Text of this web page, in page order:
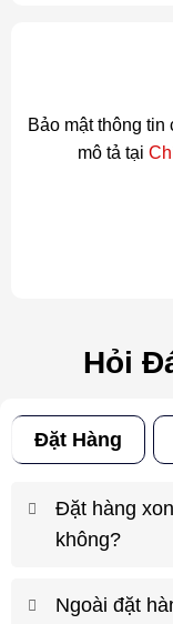
Bảo mật thông tin
mô tả tại
Hỏi
Đặt Hàng
Đặt hàng
không?
Ngoài đặt